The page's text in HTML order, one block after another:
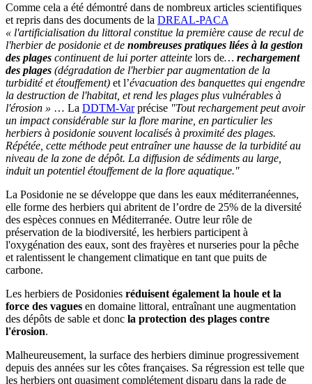
Comme cela a été démontré dans de nombreux articles scientifiques
et repris dans des documents de la DREAL-PACA
« l'artificialisation du littoral constitue la première cause de recul de
l'herbier de posidonie et de nombreuses pratiques liées à la gestion
des plages continuent de lui porter atteinte lors de… rechargement
des plages (dégradation de l'herbier par augmentation de la
turbidité et étouffement) et l’évacuation des banquettes qui engendre
la destruction de l'habitat, et rend les plages plus vulnérables à
l'érosion » … La DDTM-Varprécise "Tout rechargement peut avoir
un impact considérable sur la flore marine, en particulier les
herbiers à posidonie souvent localisés à proximité des plages.
Répétée, cette méthode peut entraîner une hausse de la turbidité au
niveau de la zone de dépôt. La diffusion de sédiments au large,
induit un potentiel étouffement de la flore aquatique."
La Posidonie ne se développe que dans les eaux méditerranéennes,
elle forme des herbiers qui abritent de l’ordre de 25% de la diversité
des espèces connues en Méditerranée. Outre leur rôle de
préservation de la biodiversité, les herbiers participent à
l'oxygénation des eaux, sont des frayères et nurseries pour la pêche
et ralentissent le changement climatique en tant que puits de
carbone.
Les herbiers de Posidonies réduisent également la houle et la
force des vagues en domaine littoral, entraînant une augmentation
des dépôts de sable et donc la protection des plages contre
l'érosion.
Malheureusement, la surface des herbiers diminue progressivement
depuis des années sur les côtes françaises. Sa régression est telle que
les herbiers ont quasiment complétement disparu dans la rade de